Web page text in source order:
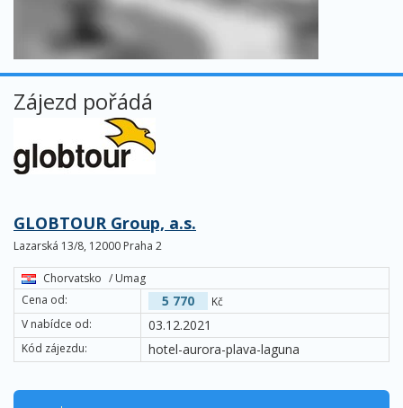
Zájezd pořádá
GLOBTOUR Group, a.s.
Lazarská 13/8, 12000 Praha 2
Chorvatsko / Umag
Cena od:
5 770 Kč
V nabídce od: 03.12.2021
Kód zájezdu: hotel-aurora-plava-laguna